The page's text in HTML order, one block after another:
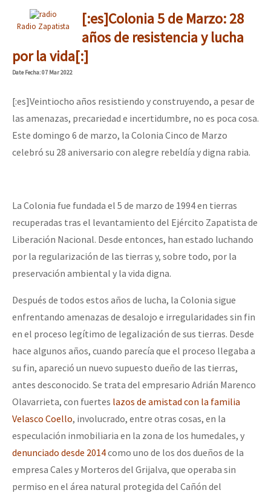
Radio Zapatista
[:es]Colonia 5 de Marzo: 28
años de resistencia y lucha
por la vida[:]
DateFecha: 07 Mar 2022
[:es]Veintiocho años resistiendo y construyendo, a pesar de
las amenazas, precariedad e incertidumbre, no es poca cosa.
Este domingo 6 de marzo, la Colonia Cinco de Marzo
celebró su 28 aniversario con alegre rebeldía y digna rabia.
La Colonia fue fundada el 5 de marzo de 1994 en tierras
recuperadas tras el levantamiento del Ejército Zapatista de
Liberación Nacional. Desde entonces, han estado luchando
por la regularización de las tierras y, sobre todo, por la
preservación ambiental y la vida digna.
Después de todos estos años de lucha, la Colonia sigue
enfrentando amenazas de desalojo e irregularidades sin fin
en el proceso legítimo de legalización de sus tierras. Desde
hace algunos años, cuando parecía que el proceso llegaba a
su fin, apareció un nuevo supuesto dueño de las tierras,
antes desconocido. Se trata del empresario Adrián Marenco
Olavarrieta, con fuertes lazos de amistad con la familia
Velasco Coello, involucrado, entre otras cosas, en la
especulación inmobiliaria en la zona de los humedales, y
denunciado desde 2014como uno de los dos dueños de la
empresa Cales y Morteros del Grijalva, que operaba sin
permiso en el área natural protegida del Cañón del